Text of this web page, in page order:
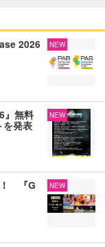
2026
NEW
』無料
を発表
NEW
！ 『G
NEW